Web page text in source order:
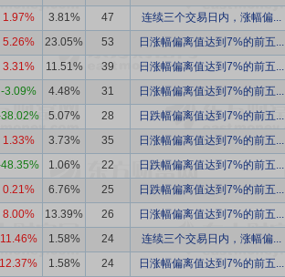
1.97% 3.81% 47 连续三个交易日内，涨幅偏...
5.26% 23.05% 53 日涨幅偏离值达到7%的前五...
3.31% 11.51% 39 日涨幅偏离值达到7%的前五...
-3.09% 4.48% 31 日涨幅偏离值达到7%的前五...
5.07% 28 日跌幅偏离值达到7%的前五...
1.33% 3.73% 35 日涨幅偏离值达到7%的前五...
1.06% 22 日跌幅偏离值达到7%的前五...
0.21% 6.76% 25 日跌幅偏离值达到7%的前五...
8.00% 13.39% 26 日涨幅偏离值达到7%的前五...
11.46% 1.58% 24 连续三个交易日内，涨幅偏...
12.37% 1.58% 24 日涨幅偏离值达到7%的前五...